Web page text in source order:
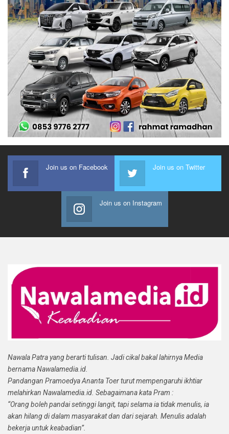
Join us on Facebook Join us on Twitter
Join us on Instagram
Nawala Patra yang berarti tulisan. Jadi cikal bakal lahirnya Media
bernama Nawalamedia.id.
Pandangan Pramoedya Ananta Toer turut mempengaruhi ikhtiar
melahirkan Nawalamedia.id. Sebagaimana kata Pram :
“Orang boleh pandai setinggi langit, tapi selama ia tidak menulis, ia
akan hilang di dalam masyarakat dan dari sejarah. Menulis adalah
bekerja untuk keabadian”.